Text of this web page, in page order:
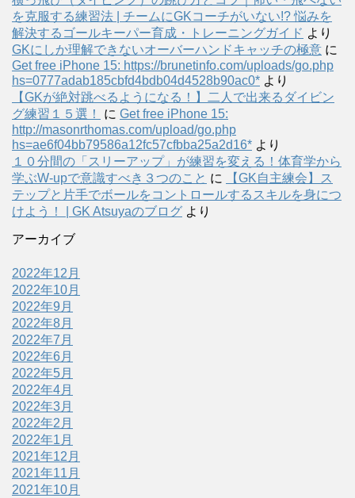
を克服する練習法 | チームにGKコーチがいない!? 悩みを
解決するゴールキーパー育成・トレーニングガイド より
GKにしか理解できないオーバーハンドキャッチの極意 に
Get free iPhone 15: https://brunetinfo.com/uploads/go.php
hs=0777adab185cbfd4bdb04d4528b90ac0* より
【GKが絶対跳べるようになる！】二人で出来るダイビン
グ練習１５選！
に Get free iPhone 15:
http://masonrthomas.com/upload/go.php
hs=ae6f04bb79586a12fc57cfbba25a2d16* より
１０分間の「スリーアップ」が練習を変える！体育学から
学ぶW-upで意識すべき３つのこと に
【GK自主練会】ス
テップと片手でボールをコントロールするスキルを身につ
けよう！ | GK Atsuyaのブログ より
アーカイブ
2022年12月
2022年10月
2022年9月
2022年8月
2022年7月
2022年6月
2022年5月
2022年4月
2022年3月
2022年2月
2022年1月
2021年12月
2021年11月
2021年10月